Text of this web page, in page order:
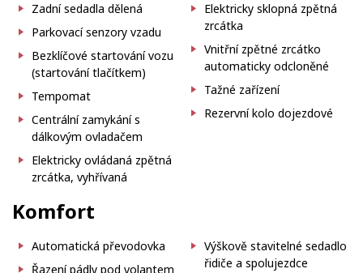
Zadní sedadla dělená
Parkovací senzory vzadu
Bezklíčové startování vozu
(startování tlačítkem)
Tempomat
Centrální zamykání s
dálkovým ovladačem
Elektricky ovládaná zpětná
zrcátka, vyhřívaná
Elektricky sklopná zpětná
zrcátka
Vnitřní zpětné zrcátko
automaticky odcloněné
Tažné zařízení
Rezervní kolo dojezdové
Komfort
Automatická převodovka
Řazení pádly pod volantem
Výškově stavitelné sedadlo
řidiče a spolujezdce